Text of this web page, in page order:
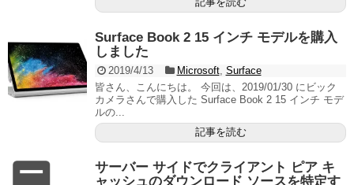
Surface Book 2 15 インチ モデルを購入
しました
2019/4/13 Microsoft, Surface
皆さん、こんにちは。 今回は、2019/01/30 にビック
カメラさんで購入した Surface Book 2 15 インチ モデ
ルの...
記事を読む
サーバー サイドでクライアント ピア キ
ャッシュのダウンロード ソースを特定す